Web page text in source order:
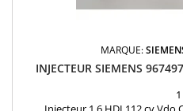
MARQUE:
INJECTEUR SIEMENS
1